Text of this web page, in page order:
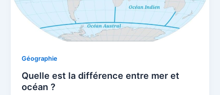
Géographie
Quelle est la différence entre mer et
océan ?